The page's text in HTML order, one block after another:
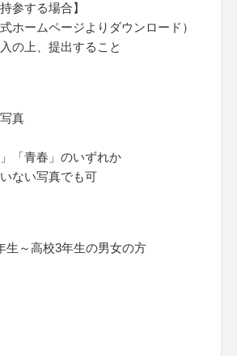
参する場合】
ホームページよりダウンロード）
の上、提出すること
真
」「青春」のいずれか
ない写真でも可
生～高校3年生の男女の方